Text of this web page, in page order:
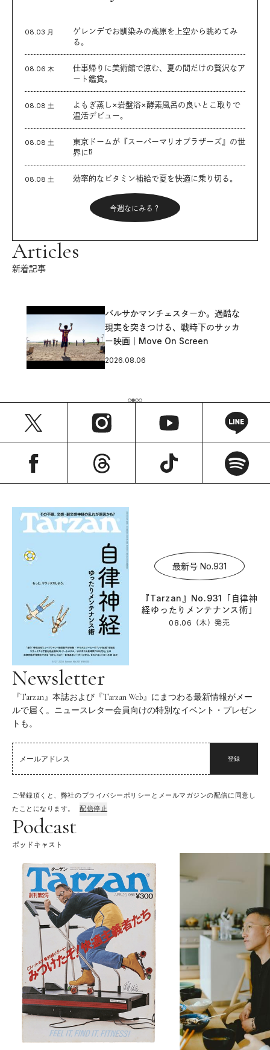
08.03 月
ゲレンデでお馴染みの高原を上空から眺めてみ
る。
08.06 木
仕事帰りに美術館で涼む、夏の間だけの贅沢なア
ート鑑賞。
08.08 土
よもぎ蒸し×岩盤浴×酵素風呂の良いとこ取りで
温活デビュー。
08.08 土
東京ドームが『スーパーマリオブラザーズ』の世
界に⁉︎
08.08 土 効率的なビタミン補給で夏を快適に乗り切る。
今週なにみる？
Articles
新着記事
バルサかマンチェスターか。過酷な
現実を突きつける、戦時下のサッカ
ー映画｜Move On Screen
2026.08.06
最新号 No.931
『Tarzan』No.931「自律神
経ゆったりメンテナンス術」
08.06（木）発売
Newsletter
『Tarzan』本誌および『Tarzan Web』にまつわる最新情報がメー
ルで届く。ニュースレター会員向けの特別なイベント・プレゼン
トも。
登録
ご登録頂くと、弊社のプライバシーポリシーとメールマガジンの配信に同意し
たことになります。
配信停止
Podcast
ポッドキャスト